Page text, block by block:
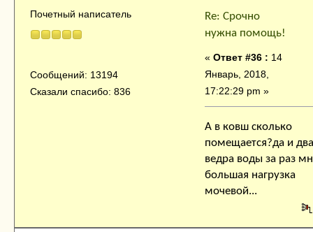
Почетный написатель
Сообщений: 13194
Сказали спасибо: 836
Re: Срочно
нужна помощь!
« Ответ #36 : 14
Январь, 2018,
17:22:29 pm »
А в ковш сколько
помещается?да и два
ведра воды за раз
большая нагрузка
мочевой...